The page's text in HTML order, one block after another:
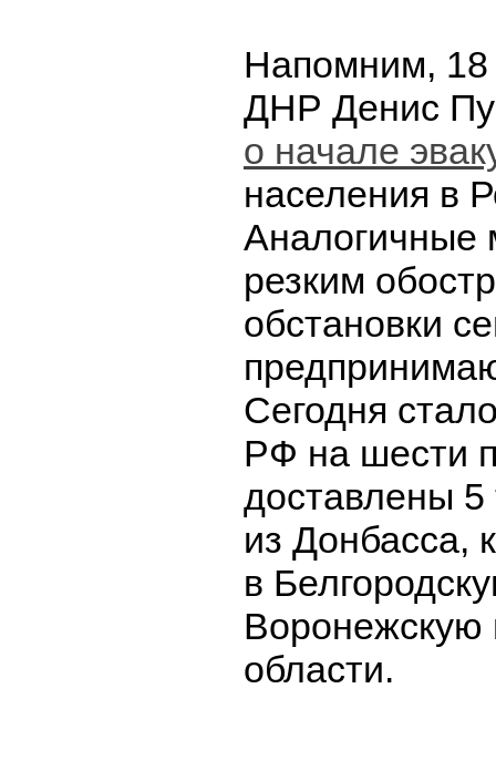
Напомним, 18
ДНР Денис
о начале
населения в
Аналогичные
резким
обстановки
Сегодня
РФ на шести
доставлены
из Донбасса,
в
Воронежскую
области.